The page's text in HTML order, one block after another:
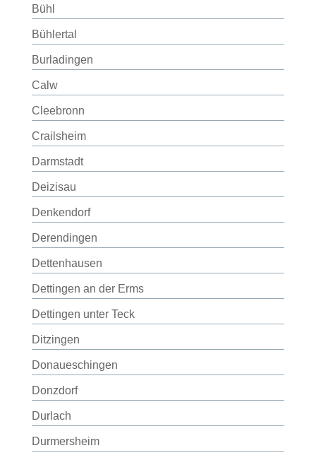
Bühl
Bühlertal
Burladingen
Calw
Cleebronn
Crailsheim
Darmstadt
Deizisau
Denkendorf
Derendingen
Dettenhausen
Dettingen an der Erms
Dettingen unter Teck
Ditzingen
Donaueschingen
Donzdorf
Durlach
Durmersheim